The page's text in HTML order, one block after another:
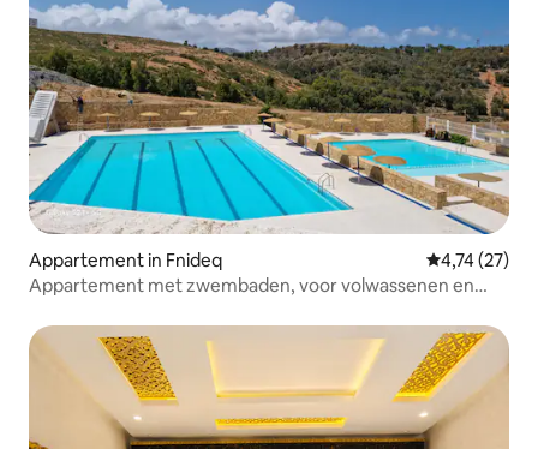
Appartement in Fnideq Gemiddelde
4,74 (27)
Appartement met zwembaden, voor volwassenen en